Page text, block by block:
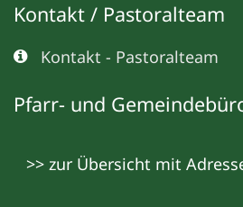
Kontakt / Pastoralteam
Kontakt - Pastoralteam
Pfarr- und
>> zur Übersicht mit